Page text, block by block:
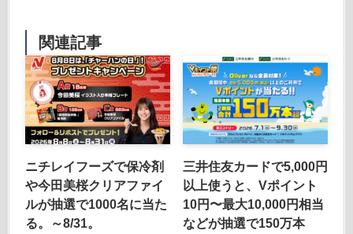
関連記事
ニチレイフーズで保冷剤
や今田美桜クリアファイ
ルが抽選で1000名に当た
る。～8/31。
三井住友カードで5,000円
以上使うと、Vポイント
10円〜最大10,000円相当
などが抽選で150万本